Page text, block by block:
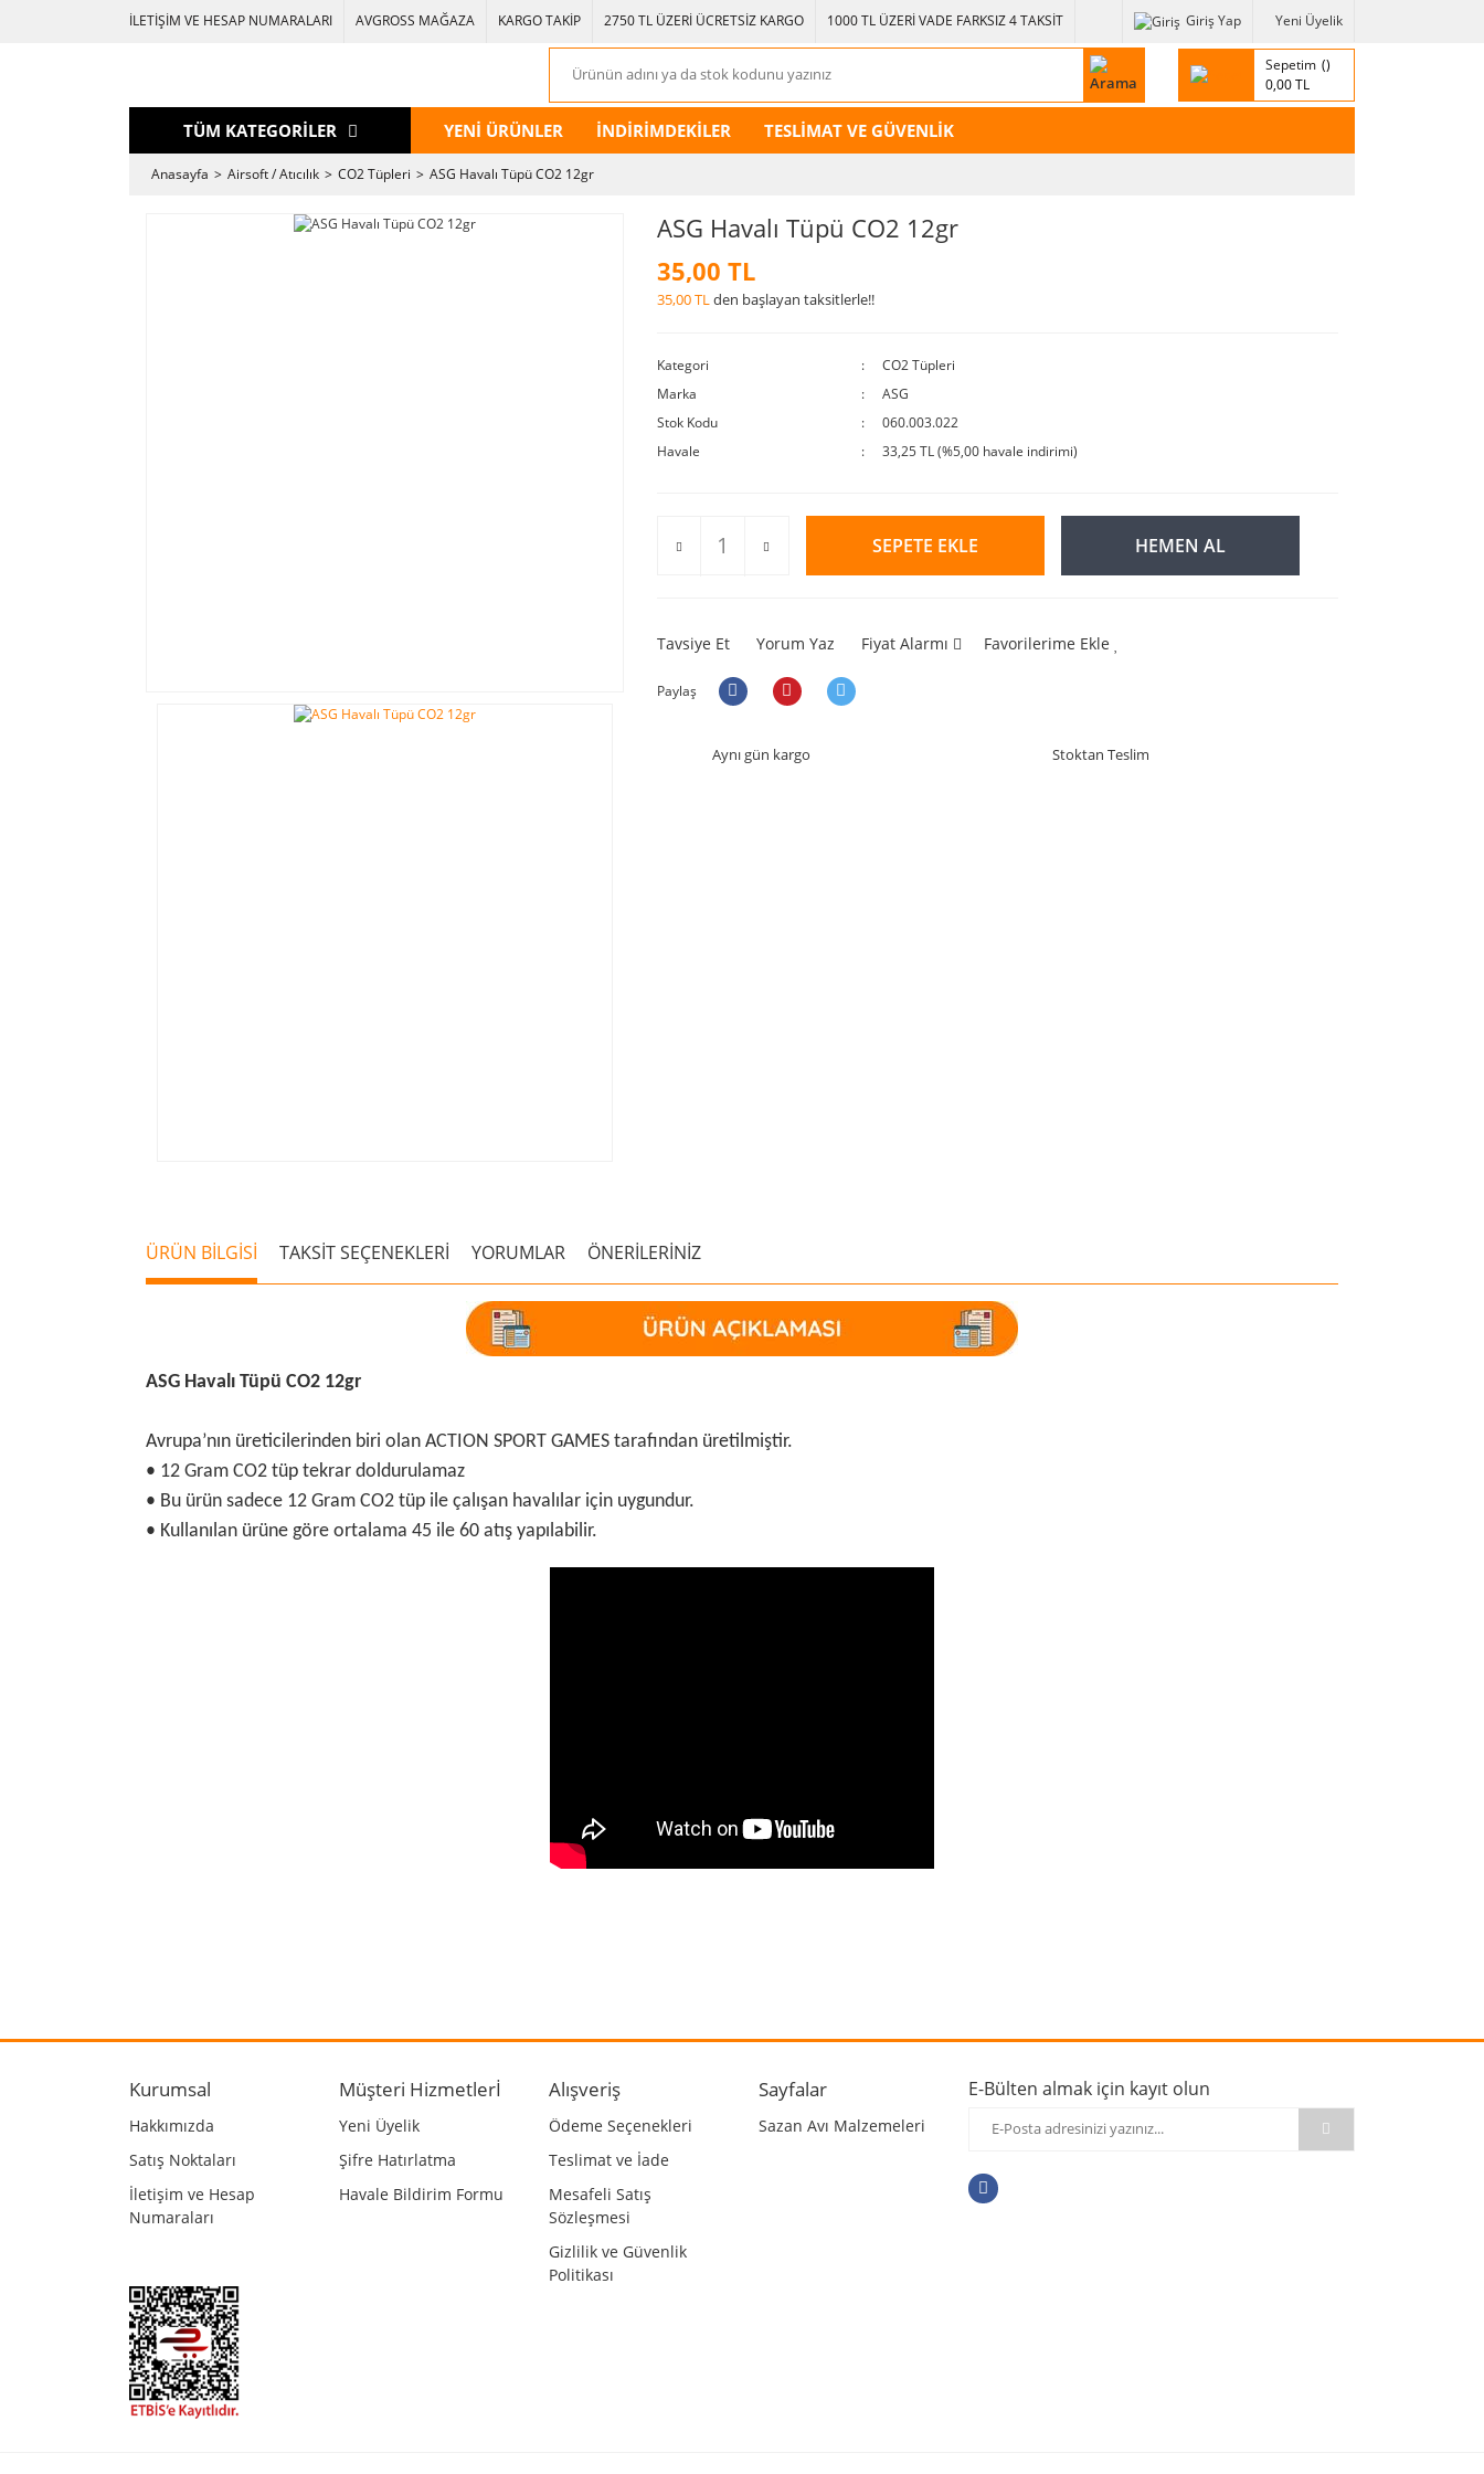
İLETİŞİM VE HESAP NUMARALARI AVGROSS MAĞAZA KARGO TAKİP 2750 TL ÜZERİ ÜCRETSİZ KARGO 1000 TL ÜZERİ VADE FARKSIZ 4 TAKSİT Giriş Yap Yeni Üyelik
Sepetim
0,00 TL
TÜM KATEGORİLER YENİ ÜRÜNLER İNDİRİMDEKİLER TESLİMAT VE GÜVENLİK
Anasayfa Airsoft / Atıcılık CO2 Tüpleri ASG Havalı Tüpü CO2 12gr
ASG Havalı Tüpü CO2 12gr
35,00 TL
35,00 TLden başlayan taksitlerle!!
Kategori
CO2 Tüpleri
Marka
ASG
Stok Kodu
060.003.022
Havale
33,25 TL (%5,00 havale indirimi)
SEPETE EKLE HEMEN AL
Tavsiye Et Yorum Yaz Fiyat Alarmı Favorilerime Ekle
Paylaş
Aynı gün kargo Stoktan Teslim
ÜRÜN BİLGİSİ TAKSİT SEÇENEKLERİ YORUMLAR ÖNERİLERİNİZ
ASG Havalı Tüpü CO2 12gr
Avrupa’nın üreticilerinden biri olan ACTION SPORT GAMES tarafından üretilmiştir.
• 12 Gram CO2 tüp tekrar doldurulamaz
• Bu ürün sadece 12 Gram CO2 tüp ile çalışan havalılar için uygundur.
• Kullanılan ürüne göre ortalama 45 ile 60 atış yapılabilir.
Ürün resmi kalitesiz, bozuk veya görüntülenemiyor.
Ürün bilgilerinde hatalar bulunuyor.
Ürün fiyatı diğer sitelerden daha pahalı.
Bu ürüne benzer farklı alternatifler olmalı.
Kurumsal
Hakkımızda
Satış Noktaları
İletişim ve Hesap
Numaraları
Müşteri Hizmetlerİ
Yeni Üyelik
Şifre Hatırlatma
Havale Bildirim Formu
Alışveriş
Ödeme Seçenekleri
Teslimat ve İade
Mesafeli Satış
Sözleşmesi
Gizlilik ve Güvenlik
Politikası
Sayfalar
Sazan Avı Malzemeleri
E-Bülten almak için kayıt olun